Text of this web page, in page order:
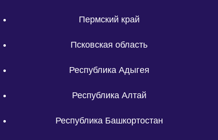
Пермский край
Псковская область
Республика Адыгея
Республика Алтай
Республика Башкортостан